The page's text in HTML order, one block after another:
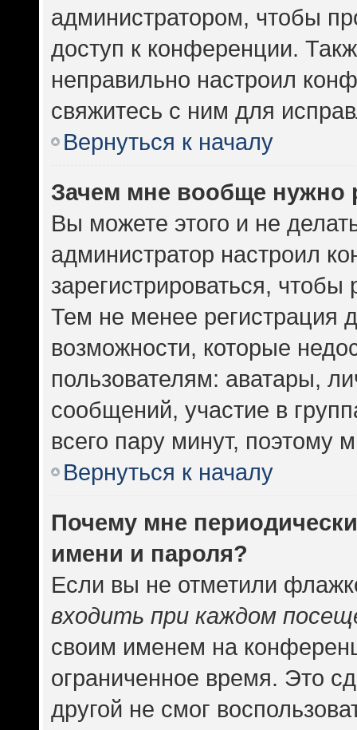
администратором, чтобы
доступ к конференции.
неправильно настроил
свяжитесь с ним для
Вернуться к началу
Зачем мне вообще нужно
Вы можете этого и не
администратор настроил
зарегистрироваться,
Тем не менее регистрация
возможности, которые
пользователям: аватары,
сообщений, участие в
всего пару минут, поэтому
Вернуться к началу
Почему мне
имени и пароля?
Если вы не отметили
входить при каждом
своим именем на
ограниченное время. Это
другой не смог